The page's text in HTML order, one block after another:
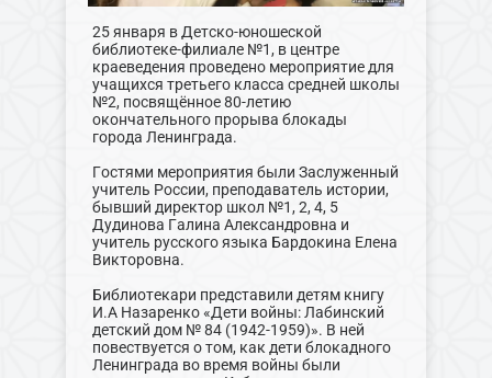
25 января в Детско-юношеской
библиотеке-филиале №1, в центре
краеведения проведено мероприятие для
учащихся третьего класса средней школы
№2, посвящённое 80-летию
окончательного прорыва блокады
города Ленинграда.
Гостями мероприятия были Заслуженный
учитель России, преподаватель истории,
бывший директор школ №1, 2, 4, 5
Дудинова Галина Александровна и
учитель русского языка Бардокина Елена
Викторовна.
Библиотекари представили детям книгу
И.А Назаренко «Дети войны: Лабинский
детский дом № 84 (1942-1959)». В ней
повествуется о том, как дети блокадного
Ленинграда во время войны были